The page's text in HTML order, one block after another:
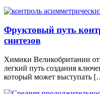
Фруктовый путь
синтезов
Химики Великобритании
легкий путь создания
который может выступать